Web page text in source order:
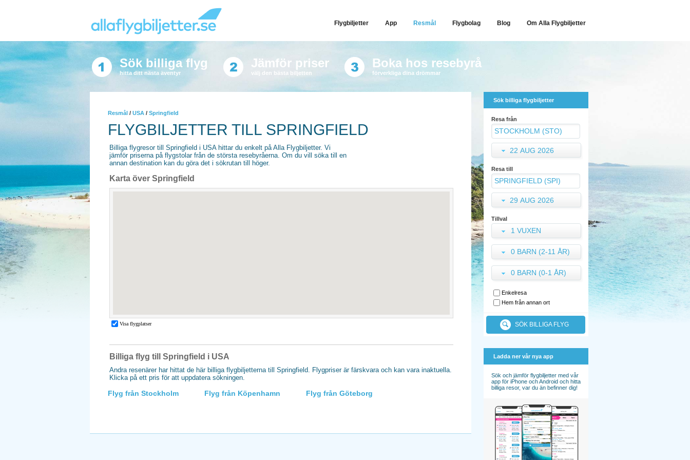
Flygbiljetter App Resmål Flygbolag Blog Om Alla Flygbiljetter
Sök billiga flyg
hitta ditt nästa äventyr
Jämför priser
välj den bästa biljetten
Boka hos resebyrå
förverkliga dina drömmar
Resmål / USA / Springfield
FLYGBILJETTER TILL SPRINGFIELD
Billiga flygresor till Springfield i USA hittar du enkelt på Alla Flygbiljetter. Vi
jämför priserna på flygstolar från de största resebyråerna. Om du vill söka till en
annan destination kan du göra det i sökrutan till höger.
Karta över Springfield
Billiga flyg till Springfield i USA
Andra resenärer har hittat de här billiga flygbiljetterna till Springfield. Flygpriser är färskvara och kan vara inaktuella.
Klicka på ett pris för att uppdatera sökningen.
Flyg från Stockholm Flyg från Köpenhamn Flyg från Göteborg
Sök billiga flygbiljetter
Resa från
22 AUG 2026
Resa till
29 AUG 2026
Tillval
1 VUXEN
0 BARN (2-11 ÅR)
0 BARN (0-1 ÅR)
Enkelresa
Hem från annan ort
SÖK BILLIGA FLYG
Ladda ner vår nya app
Sök och jämför flygbiljetter med vår
app för iPhone och Android och hitta
billiga resor, var du än befinner dig!